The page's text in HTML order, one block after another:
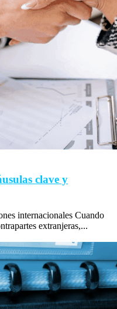
clave y
internacionales Cuando
extranjeras,...